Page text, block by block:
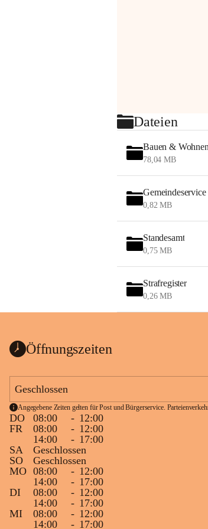
Dateien
Bauen & Wohnen
78,04 MB
Gemeindeservice
0,82 MB
Standesamt
0,75 MB
Strafregister
0,26 MB
Öffnungszeiten
Geschlossen
Angegebene Zeiten gelten für Post und Bürgerservice.
DO 08:00 - 12:00
FR
08:00 - 12:00
14:00
- 17:00
SA
Geschlossen
SO
Geschlossen
MO 08:00 - 12:00
14:00
- 17:00
DI
08:00 - 12:00
14:00
- 17:00
MI
08:00 - 12:00
14:00
- 17:00